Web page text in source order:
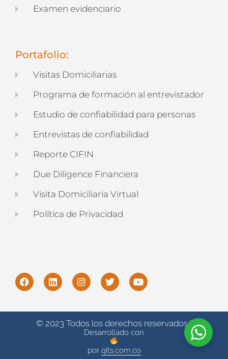
Examen evidenciario
Portafolio:
Visitas Domiciliarias
Programa de formación al entrevistador
Estudio de confiabilidad para personas
Entrevistas de confiabilidad
Reporte CIFIN
Due Diligence Financiera
Visita Domiciliaria Virtual
Política de Privacidad
© 2023 Todos los derechos reservados |
Desarrollado con
por qits.com.co